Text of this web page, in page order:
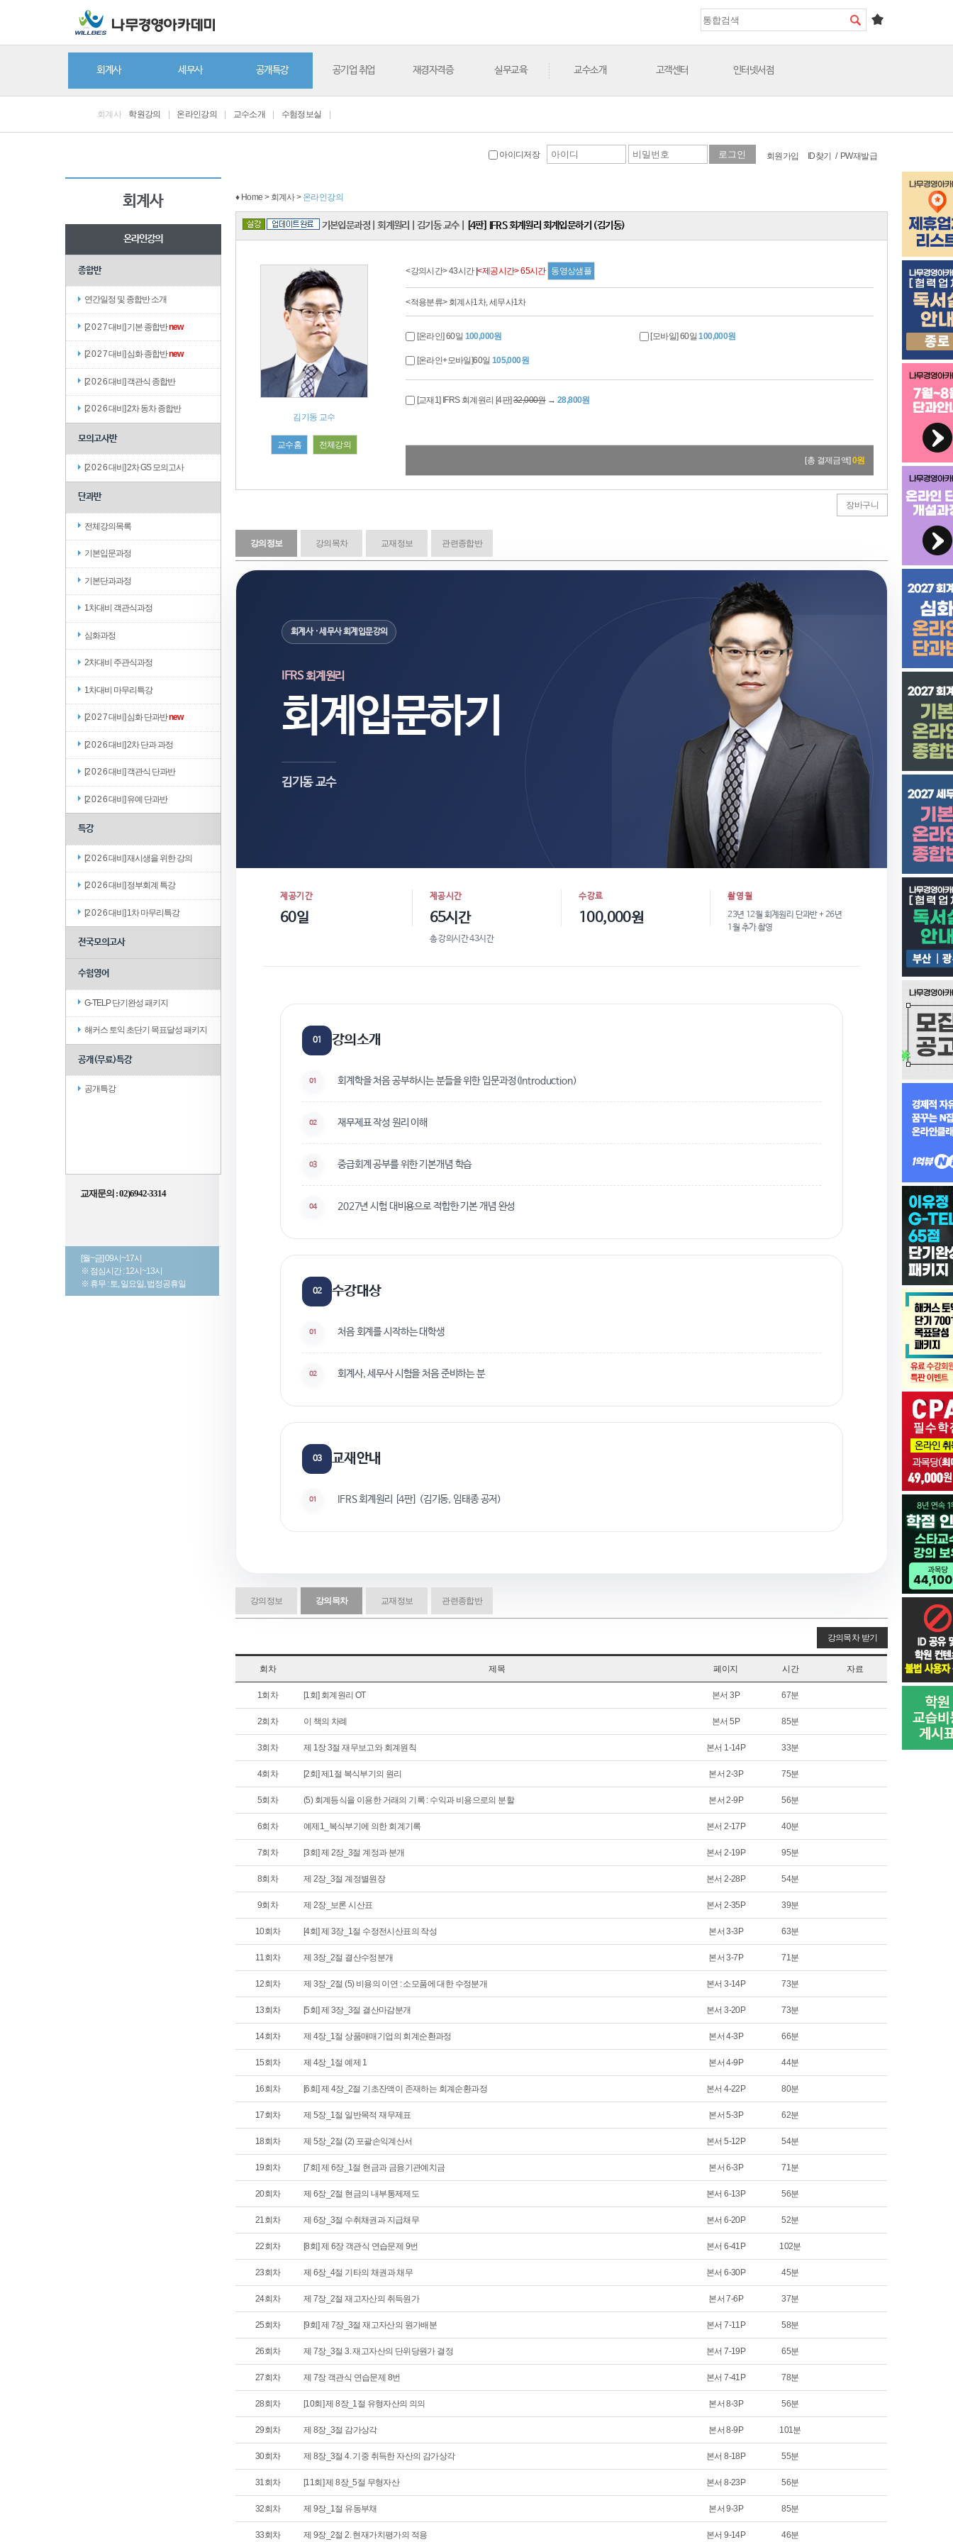
회계사 세무사 공개특강 공기업 취업 재경자격증 실무교육 교수소개 고객센터 인터넷서점
회계사 학원강의 온라인강의 교수소개 수험정보실
아이디저장 회원가입 ID찾기 / PW재발급
회계사
온라인강의
종합반
연간일정 및 종합반 소개
[2 0 2 7 대비] 기본 종합반new
[2 0 2 7 대비] 심화 종합반new
[2 0 2 6 대비] 객관식 종합반
[2 0 2 6 대비] 2차 동차 종합반
모의고사반
[2 0 2 6 대비] 2차 GS 모의고사
단과반
전체강의목록
기본입문과정
기본단과과정
1차대비 객관식과정
심화과정
2차대비 주관식과정
1차대비 마무리특강
[2 0 2 7 대비] 심화 단과반new
[2 0 2 6 대비] 2차 단과 과정
[2 0 2 6 대비] 객관식 단과반
[2 0 2 6 대비] 유예 단과반
특강
[2 0 2 6 대비] 재시생을 위한 강의
[2 0 2 6 대비] 정부회계 특강
[2 0 2 6 대비] 1차 마무리특강
전국모의고사
수험영어
G-TELP 단기완성 패키지
해커스 토익 초단기 목표달성 패키지
공개(무료)특강
공개특강
교재문의 : 02)6942-3314
[월~금] 09시~17시
※ 점심시간 : 12시~13시
※ 휴무 : 토, 일요일, 법정공휴일
♦ Home > 회계사 > 온라인강의
기본입문과정 회계원리 김기동 교수 [4판] IFRS 회계원리 회계입문하기 (김기동)
김기동 교수
교수홈 전체강의
<강의시간> 43시간 |<제공시간> 65시간 동영상샘플
<적용분류> 회계사1차, 세무사1차
[온라인] 60일 100,000원 [모바일] 60일100,000원
[온라인+모바일]60일 105,000원
[교재1] IFRS 회계원리 [4판]32,000원→ 28,800원
[총 결제금액]0원
장바구니
강의정보 강의목차 교재정보 관련종합반
회계사 · 세무사 회계입문강의
IFRS 회계원리
회계입문하기
김기동 교수
제공기간
60일
제공시간
65시간
총 강의시간 43시간
수강료
100,000원
촬영월
23년 12월 회계원리 단과반 + 26년
1월 추가 촬영
01 강의소개
01 회계학을 처음 공부하시는 분들을 위한 입문과정(Introduction)
02 재무제표 작성 원리 이해
03 중급회계 공부를 위한 기본개념 학습
04 2027년 시험 대비용으로 적합한 기본 개념 완성
02 수강대상
01 처음 회계를 시작하는 대학생
02 회계사, 세무사 시험을 처음 준비하는 분
03 교재안내
01 IFRS 회계원리 [4판] (김기동, 임태종 공저)
강의정보 강의목차 교재정보 관련종합반
강의목차 받기
회차 제목 페이지 시간 자료
1회차 [1회] 회계원리 OT 본서 3P 67분
2회차 이 책의 차례 본서 5P 85분
3회차 제 1장 3절 재무보고와 회계원칙 본서 1-14P 33분
4회차 [2회] 제1절 복식부기의 원리 본서 2-3P 75분
5회차 (5) 회계등식을 이용한 거래의 기록 : 수익과 비용으로의 분할 본서 2-9P 56분
6회차 예제1_복식부기에 의한 회계기록 본서 2-17P 40분
7회차 [3회] 제 2장_3절 계정과 분개 본서 2-19P 95분
8회차 제 2장_3절 계정별원장 본서 2-28P 54분
9회차 제 2장_보론 시산표 본서 2-35P 39분
10회차 [4회] 제 3장_1절 수정전시산표의 작성 본서 3-3P 63분
11회차 제 3장_2절 결산수정분개 본서 3-7P 71분
12회차 제 3장_2절 (5) 비용의 이연 : 소모품에 대한 수정분개 본서 3-14P 73분
13회차 [5회] 제 3장_3절 결산마감분개 본서 3-20P 73분
14회차 제 4장_1절 상품매매기업의 회계순환과정 본서 4-3P 66분
15회차 제 4장_1절 예제 1 본서 4-9P 44분
16회차 [6회] 제 4장_2절 기초잔액이 존재하는 회계순환과정 본서 4-22P 80분
17회차 제 5장_1절 일반목적 재무제표 본서 5-3P 62분
18회차 제 5장_2절 (2) 포괄손익계산서 본서 5-12P 54분
19회차 [7회] 제 6장_1절 현금과 금융기관예치금 본서 6-3P 71분
20회차 제 6장_2절 현금의 내부통제제도 본서 6-13P 56분
21회차 제 6장_3절 수취채권과 지급채무 본서 6-20P 52분
22회차 [8회] 제 6장 객관식 연습문제 9번 본서 6-41P 102분
23회차 제 6장_4절 기타의 채권과 채무 본서 6-30P 45분
24회차 제 7장_2절 재고자산의 취득원가 본서 7-6P 37분
25회차 [9회] 제 7장_3절 재고자산의 원가배분 본서 7-11P 58분
26회차 제 7장_3절 3. 재고자산의 단위당원가 결정 본서 7-19P 65분
27회차 제 7장 객관식 연습문제 8번 본서 7-41P 78분
28회차 [10회] 제 8장_1절 유형자산의 의의 본서 8-3P 56분
29회차 제 8장_3절 감가상각 본서 8-9P 101분
30회차 제 8장_3절 4. 기중 취득한 자산의 감가상각 본서 8-18P 55분
31회차 [11회] 제 8장_5절 무형자산 본서 8-23P 56분
32회차 제 9장_1절 유동부채 본서 9-3P 85분
33회차 제 9장_2절 2. 현재가치평가의 적용 본서 9-14P 46분